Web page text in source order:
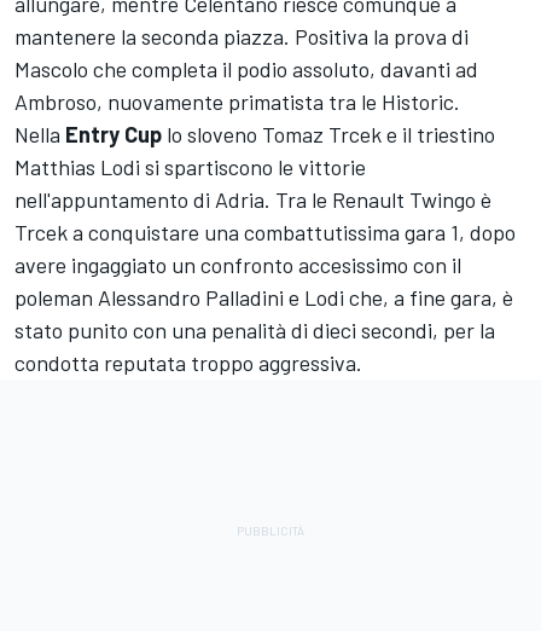
mantenere la seconda piazza. Positiva la prova di
Mascolo che completa il podio assoluto, davanti ad
Ambroso, nuovamente primatista tra le Historic.
Nella Entry Cup lo sloveno Tomaz Trcek e il triestino
Matthias Lodi si spartiscono le vittorie
nell'appuntamento di Adria. Tra le Renault Twingo è
Trcek a conquistare una combattutissima gara 1, dopo
avere ingaggiato un confronto accesissimo con il
poleman Alessandro Palladini e Lodi che, a fine gara, è
stato punito con una penalità di dieci secondi, per la
condotta reputata troppo aggressiva.